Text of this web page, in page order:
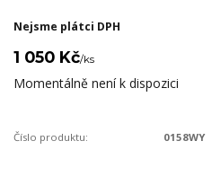
Nejsme plátci DPH
1 050 Kč/ks
Momentálně není k dispozici
Číslo produktu: 0158WY